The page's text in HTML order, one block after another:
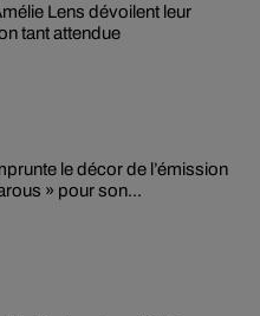
Lens dévoilent leur
tant attendue
le décor de l’émission
» pour son...